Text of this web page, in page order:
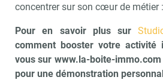
concentrer sur son cœur de métier
Pour en savoir plus sur
comment booster votre activité
vous sur www.la-boite-immo.com
pour une démonstration